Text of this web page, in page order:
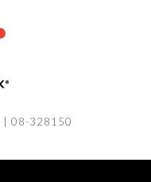
| 08-328150